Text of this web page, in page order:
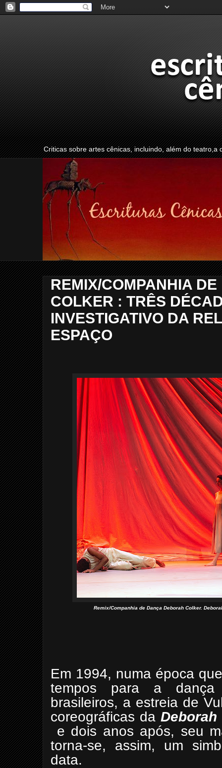
Criticas sobre artes cênicas, incluindo, além do
REMIX/COMPANHIA
COLKER : TRÊS
INVESTIGATIVO DA
ESPAÇO
Remix/Companhia de Dança Deborah Colker.
Em 1994, numa época
tempos para a dança
brasileiros, a estreia de
coreográficas da
e dois anos após, seu
torna-se, assim, um
data.